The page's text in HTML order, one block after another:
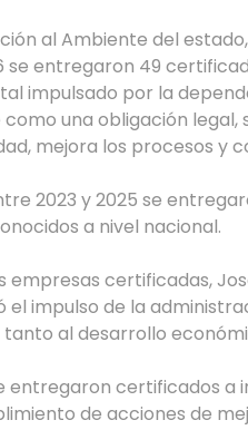
al Ambiente del
se entregaron 49
impulsado por la
una obligación legal,
mejora los procesos y
2023 y 2025 se
a nivel nacional.
empresas certificadas,
el impulso de la
al desarrollo
entregaron certificados a
de acciones de